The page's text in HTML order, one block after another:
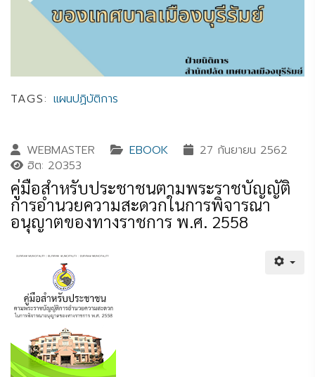
TAGS: แผนปฏิบัติการ
WEBMASTER EBOOK
27 กันยายน 2562
ฮิต: 20353
คู่มือสำหรับประชาชนตามพระราชบัญญัติ
การอำนวยความสะดวกในการพิจารณา
อนุญาตของทางราชการ พ.ศ. 2558